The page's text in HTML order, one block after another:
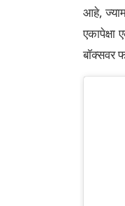
आहे,
बॉक्सवर